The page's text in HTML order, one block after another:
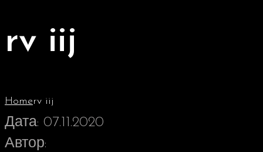
rv iij
Homerv iij
Дата: 07.11.2020
Автор: